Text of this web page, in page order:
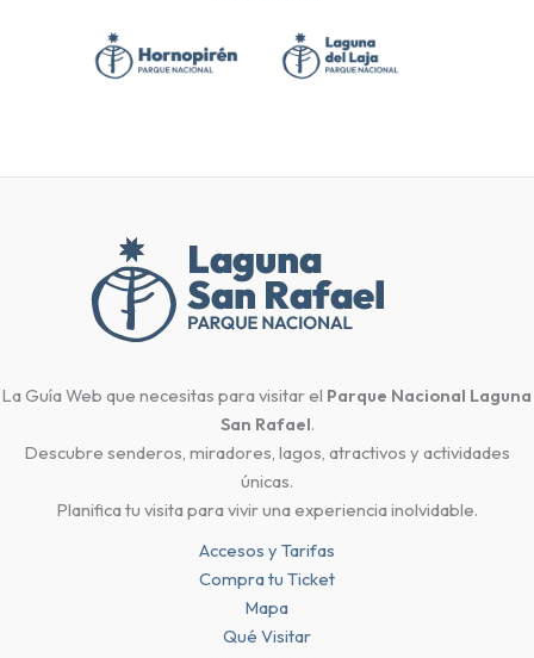
La Guía Web que necesitas para visitar el Parque Nacional Laguna
San Rafael.
Descubre senderos, miradores, lagos, atractivos y actividades
únicas.
Planifica tu visita para vivir una experiencia inolvidable.
Accesos y Tarifas
Compra tu Ticket
Mapa
Qué Visitar